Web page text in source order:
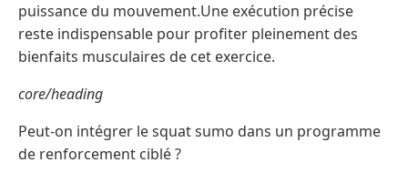
puissance du mouvement.Une exécution précise
reste indispensable pour profiter pleinement des
bienfaits musculaires de cet exercice.
core/heading
Peut-on intégrer le squat sumo dans un programme
de renforcement ciblé ?